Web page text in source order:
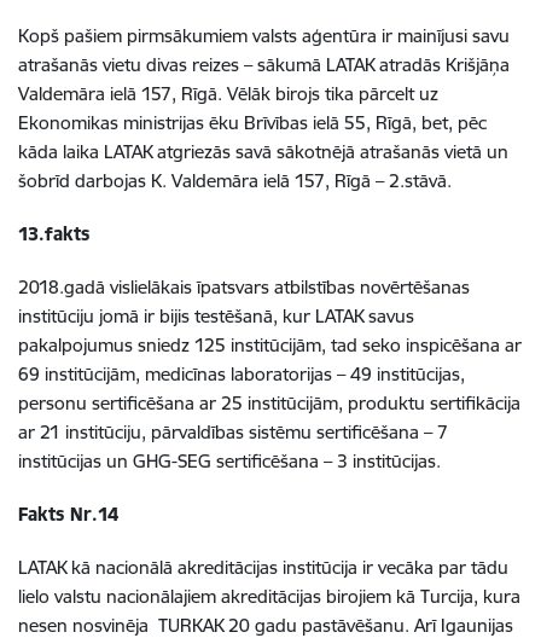
Kopš pašiem pirmsākumiem valsts aģentūra ir mainījusi savu
atrašanās vietu divas reizes – sākumā LATAK atradās Krišjāņa
Valdemāra ielā 157, Rīgā. Vēlāk birojs tika pārcelt uz
Ekonomikas ministrijas ēku Brīvības ielā 55, Rīgā, bet, pēc
kāda laika LATAK atgriezās savā sākotnējā atrašanās vietā un
šobrīd darbojas K. Valdemāra ielā 157, Rīgā – 2.stāvā.
13.fakts
2018.gadā vislielākais īpatsvars atbilstības novērtēšanas
institūciju jomā ir bijis testēšanā, kur LATAK savus
pakalpojumus sniedz 125 institūcijām, tad seko inspicēšana ar
69 institūcijām, medicīnas laboratorijas – 49 institūcijas,
personu sertificēšana ar 25 institūcijām, produktu sertifikācija
ar 21 institūciju, pārvaldības sistēmu sertificēšana – 7
institūcijas un GHG-SEG sertificēšana – 3 institūcijas.
Fakts Nr.14
LATAK kā nacionālā akreditācijas institūcija ir vecāka par tādu
lielo valstu nacionālajiem akreditācijas birojiem kā Turcija, kura
nesen nosvinēja TURKAK 20 gadu pastāvēšanu. Arī Igaunijas